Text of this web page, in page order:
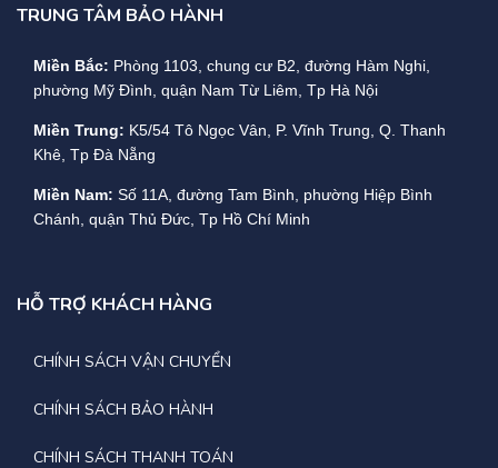
TRUNG TÂM BẢO HÀNH
Miền Bắc: Phòng 1103, chung cư B2, đường Hàm Nghi,
phường Mỹ Đình, quận Nam Từ Liêm, Tp Hà Nội
Miền Trung: K5/54 Tô Ngọc Vân, P. Vĩnh Trung, Q. Thanh
Khê, Tp Đà Nẵng
Miền Nam: Số 11A, đường Tam Bình, phường Hiệp Bình
Chánh, quận Thủ Đức, Tp Hồ Chí Minh
HỖ TRỢ KHÁCH HÀNG
CHÍNH SÁCH VẬN CHUYỂN
CHÍNH SÁCH BẢO HÀNH
CHÍNH SÁCH THANH TOÁN